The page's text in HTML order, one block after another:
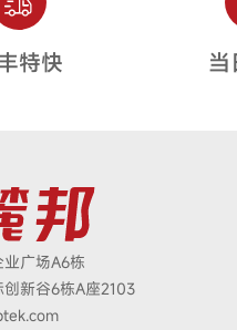
特快 当
广场A6栋
新谷6栋A座2103